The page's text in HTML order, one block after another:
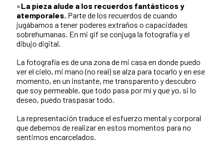
«La pieza alude a los recuerdos fantásticos y
atemporales. Parte de los recuerdos de cuando
jugábamos a tener poderes extraños o capacidades
sobrehumanas. En mi gif se conjuga la fotografía y el
dibujo digital.
La fotografía es de una zona de mi casa en donde puedo
ver el cielo, mi mano (no real) se alza para tocarlo y en ese
momento, en un instante, me transparento y descubro
que soy permeable, que todo pasa por mí y que yo, si lo
deseo, puedo traspasar todo.
La representación traduce el esfuerzo mental y corporal
que debemos de realizar en estos momentos para no
sentirnos encarcelados.